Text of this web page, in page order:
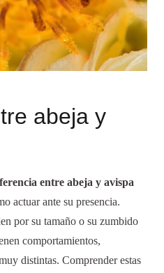
abeja y
entre abeja y avispa
actuar ante su presencia.
por su tamaño o su zumbido
comportamientos,
distintas. Comprender estas